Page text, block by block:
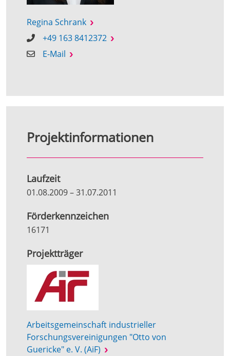
Regina Schrank
+49 163 8412372
E-Mail
Projektinformationen
Laufzeit
01.08.2009–31.07.2011
Förderkennzeichen
16171
Projektträger
Arbeitsgemeinschaft industrieller
Forschungsvereinigungen "Otto von
Guericke" e. V. (AiF)